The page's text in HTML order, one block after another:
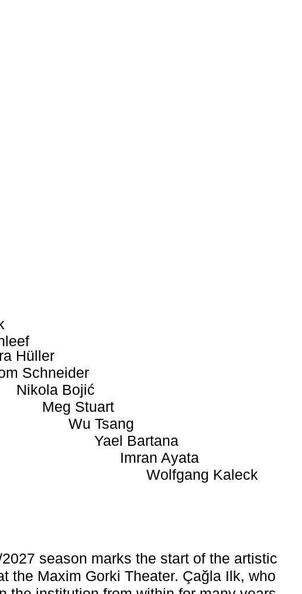
Hüller
Schneider
Nikola Bojić
Meg Stuart
Wu Tsang
Yael Bartana
Imran Ayata
Wolfgang Kaleck
season marks the start of the artistic
the Maxim Gorki Theater. Çağla Ilk, who